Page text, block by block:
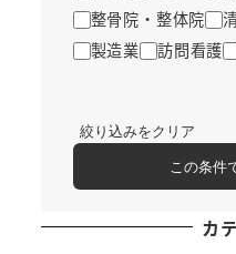
整骨院・整体院
製造業
訪問看護
絞り込みをクリア
この条件
カ